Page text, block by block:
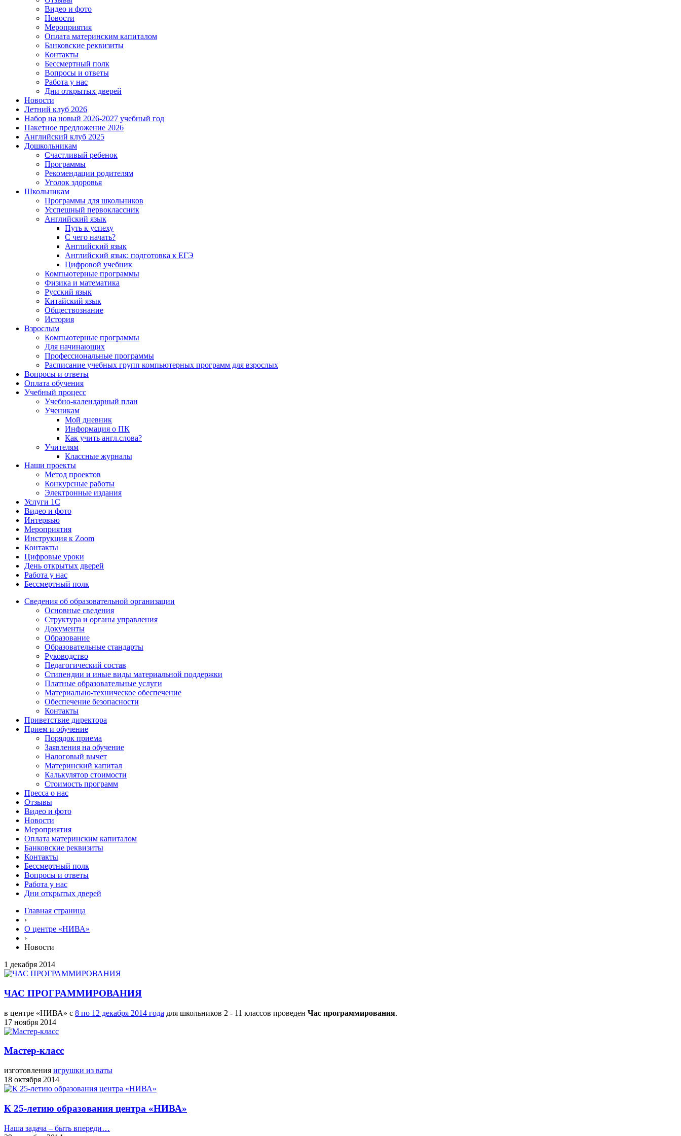
Видео и фото
Новости
Мероприятия
Оплата материнским капиталом
Банковские реквизиты
Контакты
Бессмертный полк
Вопросы и ответы
Работа у нас
Дни открытых дверей
Новости
Летний клуб 2026
Набор на новый 2026-2027 учебный год
Пакетное предложение 2026
Английский клуб 2025
Дошкольникам
Счастливый ребенок
Программы
Рекомендации родителям
Уголок здоровья
Школьникам
Программы для школьников
Усспешный первоклассник
Английский язык
Путь к успеху
С чего начать?
Английский язык
Английский язык: подготовка к ЕГЭ
Цифровой учебник
Компьютерные программы
Физика и математика
Русский язык
Китайский язык
Обществознание
История
Взрослым
Компьютерные программы
Для начинающих
Профессиональные программы
Расписание учебных групп компьютерных программ для взрослых
Вопросы и ответы
Оплата обучения
Учебный процесс
Учебно-календарный план
Ученикам
Мой дневник
Информация о ПК
Как учить англ.слова?
Учителям
Классные журналы
Наши проекты
Метод проектов
Конкурсные работы
Электронные издания
Услуги 1C
Видео и фото
Интервью
Мероприятия
Инструкция к Zoom
Контакты
Цифровые уроки
День открытых дверей
Работа у нас
Бессмертный полк
Сведения об образовательной организации
Основные сведения
Структура и органы управления
Документы
Образование
Образовательные стандарты
Руководство
Педагогический состав
Стипендии и иные виды материальной поддержки
Платные образовательные услуги
Материально-техническое обеспечение
Обеспечение безопасности
Контакты
Приветствие директора
Прием и обучение
Порядок приема
Заявления на обучение
Налоговый вычет
Материнский капитал
Калькулятор стоимости
Стоимость программ
Пресса о нас
Отзывы
Видео и фото
Новости
Мероприятия
Оплата материнским капиталом
Банковские реквизиты
Контакты
Бессмертный полк
Вопросы и ответы
Работа у нас
Дни открытых дверей
Главная страница
›
О центре «НИВА»
›
Новости
1 декабря 2014
ЧАС ПРОГРАММИРОВАНИЯ
в центре «НИВА» с 8 по 12 декабря 2014 года для школьников 2 - 11 классов проведен Час программирования.
17 ноября 2014
Мастер-класс
изготовления игрушки из ваты
18 октября 2014
К 25-летию образования центра «НИВА»
Наша задача – быть впереди…